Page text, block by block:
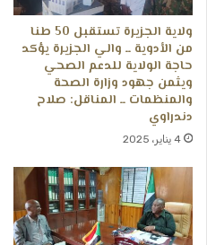
ولاية الجزيرة تستقبل 50 طنا
من الأدوية ــ والي الجزيرة يؤكد
حاجة الولاية للدعم الصحي
ويثمن جهود وزارة الصحة
والمنظمات ــ المناقل: صلاح
دندراوي
4 يناير، 2025